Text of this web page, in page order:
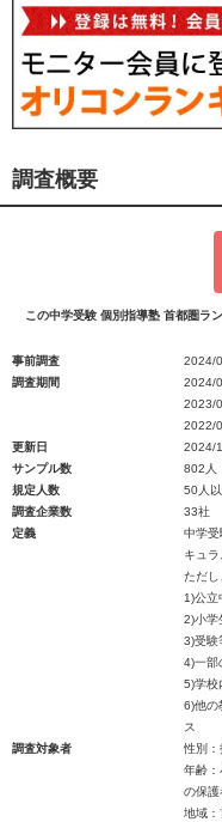
調査概要
この中学受験 個別指導塾 首都圏ラ
事前調査
2024/
調査期間
2024/
2023/
2022/
更新日
2024/
サンプル数
802人
規定人数
50人
調査企業数
33社
定義
中学
キュ
ただ
1)公立
2)小学
3)受験
4)一部
5)学校
6)他の
ス
調査対象者
性別：
年齢
の保
地域：